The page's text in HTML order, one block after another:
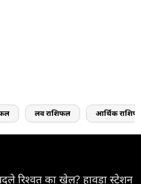
लव राशिफल आर्थिक
रिश्वत का खेल? हावड़ा स्टेशन